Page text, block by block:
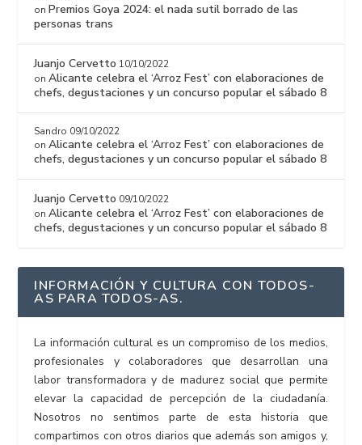
onPremios Goya 2024: el nada sutil borrado de las
personas trans
Juanjo Cervetto 10/10/2022
onAlicante celebra el ‘Arroz Fest’ con elaboraciones de
chefs, degustaciones y un concurso popular el sábado 8
Sandro 09/10/2022
onAlicante celebra el ‘Arroz Fest’ con elaboraciones de
chefs, degustaciones y un concurso popular el sábado 8
Juanjo Cervetto 09/10/2022
onAlicante celebra el ‘Arroz Fest’ con elaboraciones de
chefs, degustaciones y un concurso popular el sábado 8
INFORMACIÓN Y CULTURA CON TODOS-
AS PARA TODOS-AS.
La información cultural es un compromiso de los medios,
profesionales y colaboradores que desarrollan una
labor transformadora y de madurez social que permite
elevar la capacidad de percepción de la ciudadanía.
Nosotros no sentimos parte de esta historia que
compartimos con otros diarios que además son amigos y,